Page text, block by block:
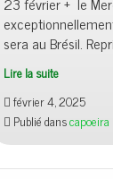
sera au Brésil.
Lire la suite
février 4, 2025
Publié dans